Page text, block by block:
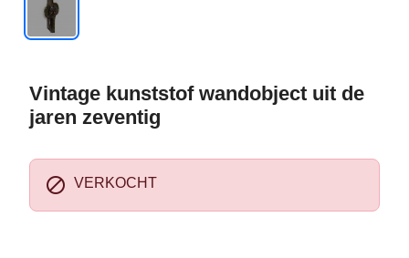
Vintage kunststof wandobject uit de
jaren zeventig
 VERKOCHT